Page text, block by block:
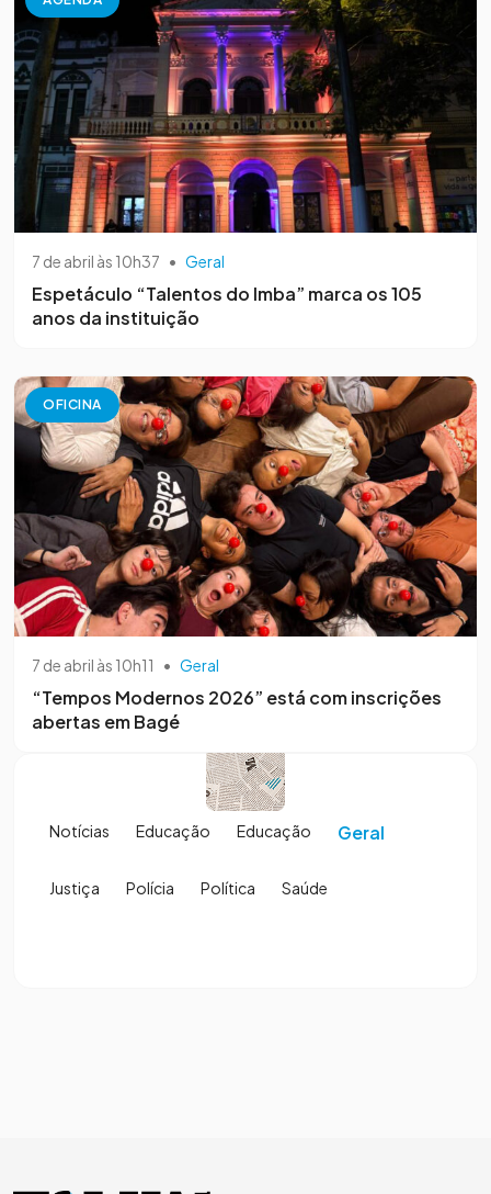
7 de abril às 10h37 • Geral
Espetáculo “Talentos do Imba” marca os 105
anos da instituição
OFICINA
7 de abril às 10h11 • Geral
“Tempos Modernos 2026” está com inscrições
abertas em Bagé
Notícias Educação Educação Geral
Justiça Polícia Política Saúde